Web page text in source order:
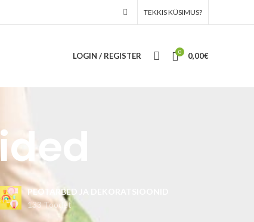
TEKKIS KÜSIMUS?
LOGIN / REGISTER 0 0,00€
PEOTARBED JA DEKORATSIOONID
133 Toodet